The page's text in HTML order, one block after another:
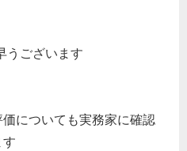
ございます
についても実務家に確認